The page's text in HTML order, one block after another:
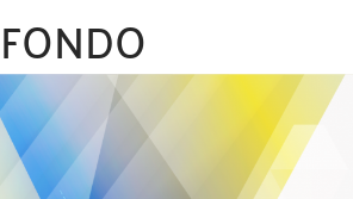
FONDO